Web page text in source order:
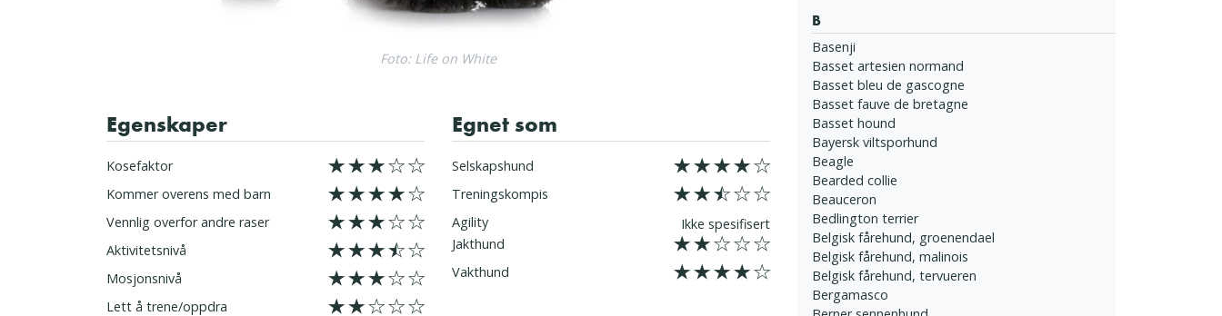
Foto: Life on White
Egenskaper
Kosefaktor 6/10
Kommer overens med barn 8/10
Vennlig overfor andre raser 6/10
Aktivitetsnivå 7/10
Mosjonsnivå 6/10
Lett å trene/oppdra 4/10
Egnet som
Selskapshund 8/10
Treningskompis 5/10
Agility None/10
Ikke spesifisert
Jakthund
4/10
Vakthund 8/10
B
Basenji
Basset artesien normand
Basset bleu de gascogne
Basset fauve de bretagne
Basset hound
Bayersk viltsporhund
Beagle
Bearded collie
Beauceron
Bedlington terrier
Belgisk fårehund, groenendael
Belgisk fårehund, malinois
Belgisk fårehund, tervueren
Bergamasco